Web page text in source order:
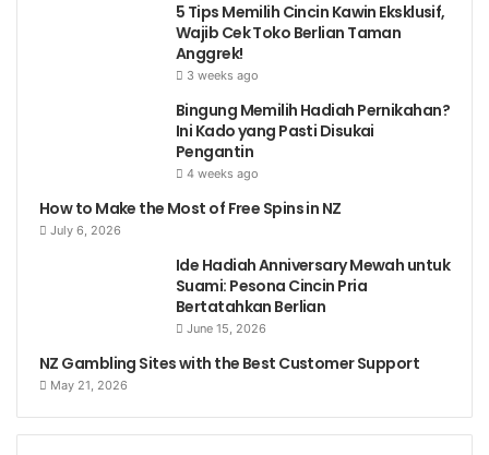
5 Tips Memilih Cincin Kawin Eksklusif,
Wajib Cek Toko Berlian Taman
Anggrek!
3 weeks ago
Bingung Memilih Hadiah Pernikahan?
Ini Kado yang Pasti Disukai
Pengantin
4 weeks ago
How to Make the Most of Free Spins in NZ
July 6, 2026
Ide Hadiah Anniversary Mewah untuk
Suami: Pesona Cincin Pria
Bertatahkan Berlian
June 15, 2026
NZ Gambling Sites with the Best Customer Support
May 21, 2026